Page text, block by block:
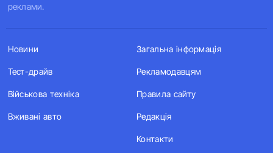
реклами.
Новини
Тест-драйв
Військова техніка
Вживані авто
Загальна інформація
Рекламодавцям
Правила сайту
Редакція
Контакти